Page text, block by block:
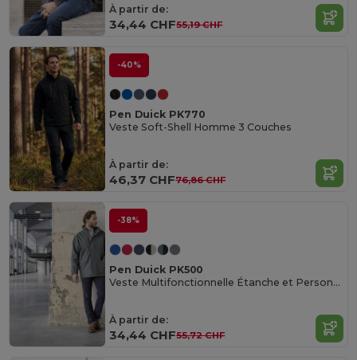
À partir de:
34,44 CHF55,19 CHF
-40%
Pen Duick PK770
Veste Soft-Shell Homme 3 Couches
À partir de:
46,37 CHF76,86 CHF
-38%
Pen Duick PK500
Veste Multifonctionnelle Étanche et Personnalisable
À partir de:
34,44 CHF55,72 CHF